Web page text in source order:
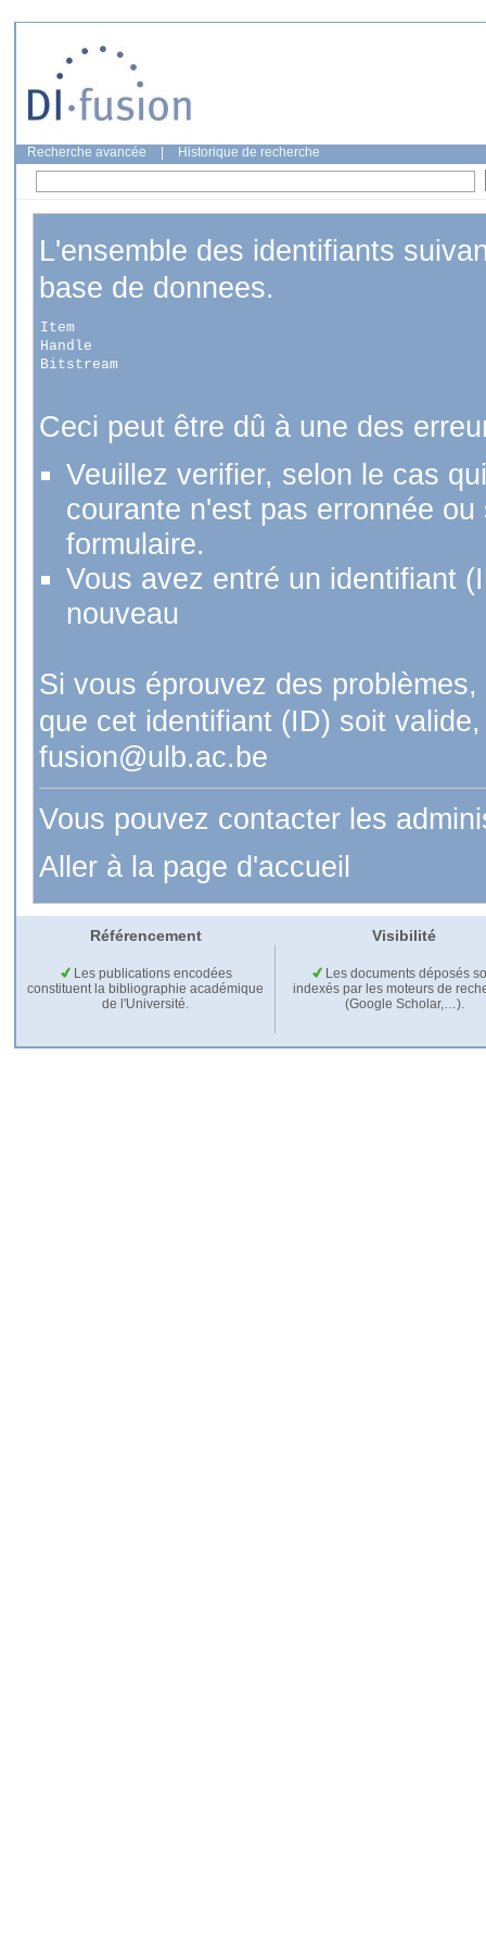
Recherche avancée Historique de recherche
L'ensemble des identifiants
base de donnees.
Item
Handle
Bitstream
Ceci peut être dû à une des
Veuillez verifier, selon le cas
courante n'est pas erronnée
formulaire.
Vous avez entré un identifiant
nouveau
Si vous éprouvez des
que cet identifiant (ID) soit
fusion@ulb.ac.be
Vous pouvez contacter les
Aller à la page d'accueil
Référencement Visibilité
Les publications encodées
constituent la bibliographie académique
de l'Université.
Les documents déposés
indexés par les moteurs de
(Google Scholar,…).